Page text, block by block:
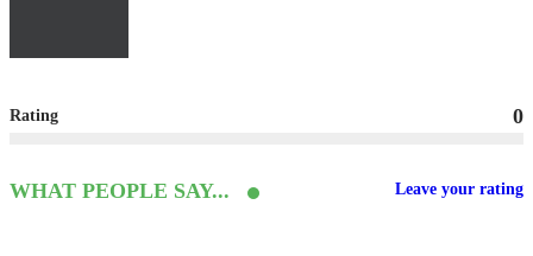
Rating 0
WHAT PEOPLE SAY... Leave your rating